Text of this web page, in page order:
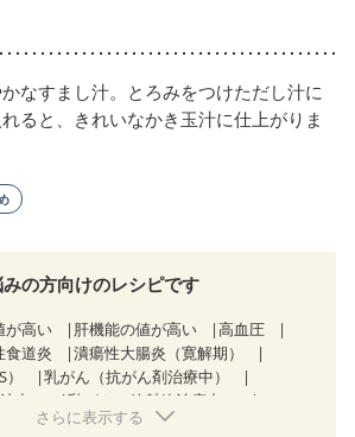
なすまし汁。とろみをつけただし汁に
ると、きれいなかき玉汁に仕上がりま
の方向けのレシピです
が高い 肝機能の値が高い
高血圧
食道炎
潰瘍性大腸炎（寛解期）
乳がん（抗がん剤治療中）
中）
乳がん（放射線治療中）
・経過観察中の方など
さらに表示する